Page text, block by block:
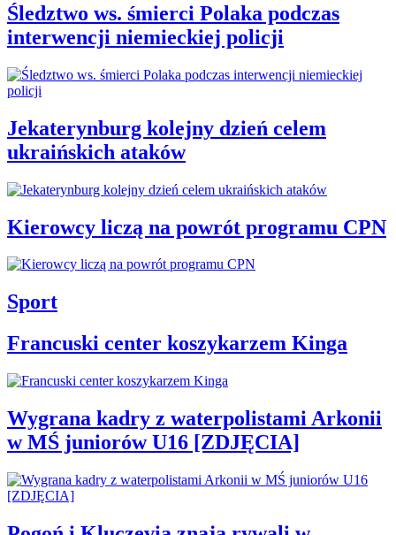
Śledztwo ws. śmierci Polaka podczas
interwencji niemieckiej policji
Jekaterynburg kolejny dzień celem
ukraińskich ataków
Kierowcy liczą na powrót programu CPN
Sport
Francuski center koszykarzem Kinga
Wygrana kadry z waterpolistami Arkonii
w MŚ juniorów U16 [ZDJĘCIA]